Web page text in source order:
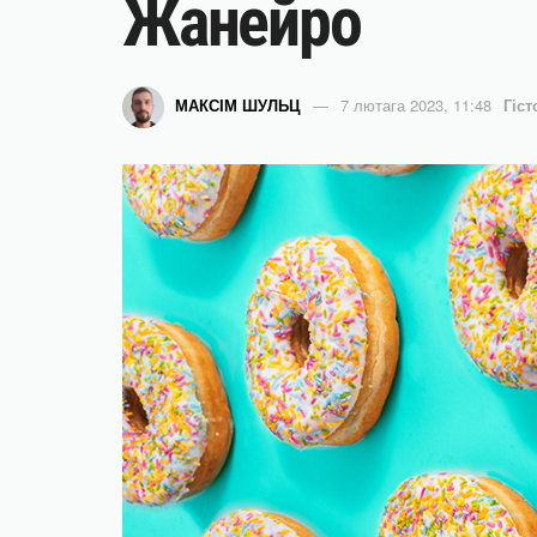
Жанейро
МАКСІМ ШУЛЬЦ 7 лютага 2023, 11:48